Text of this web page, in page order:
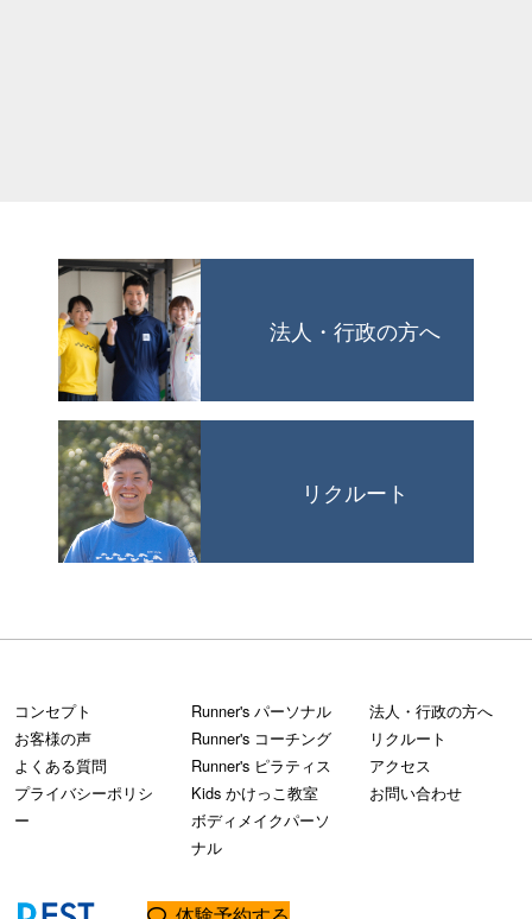
法人・行政の方へ
リクルート
コンセプト
お客様の声
よくある質問
プライバシーポリシ
ー
Runner's パーソナル
Runner's コーチング
Runner's ピラティス
Kids かけっこ教室
ボディメイクパーソ
ナル
法人・行政の方へ
リクルート
アクセス
お問い合わせ